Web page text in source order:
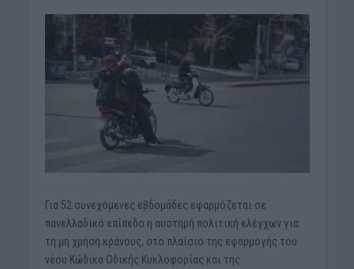
Για 52 συνεχόμενες εβδομάδες εφαρμόζεται σε
πανελλαδικό επίπεδο η αυστηρή πολιτική ελέγχων για
τη μη χρήση κράνους, στο πλαίσιο της εφαρμογής του
νέου Κώδικα Οδικής Κυκλοφορίας και της